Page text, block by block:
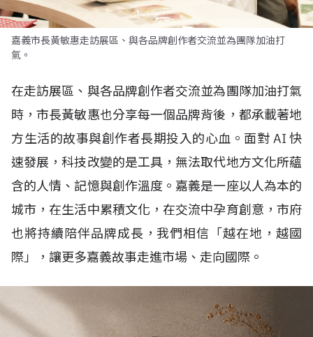
嘉義市長黃敏惠走訪展區、與各品牌創作者交流並為團隊加油打
氣。
在走訪展區、與各品牌創作者交流並為團隊加油打氣
時，市長黃敏惠也分享每一個品牌背後，都承載著地
方生活的故事與創作者長期投入的心血。面對 AI快
速發展，科技改變的是工具，無法取代地方文化所蘊
含的人情、記憶與創作溫度。嘉義是一座以人為本的
城市，在生活中累積文化，在交流中孕育創意，市府
也將持續陪伴品牌成長，我們相信「越在地，越國
際」，讓更多嘉義故事走進市場、走向國際。